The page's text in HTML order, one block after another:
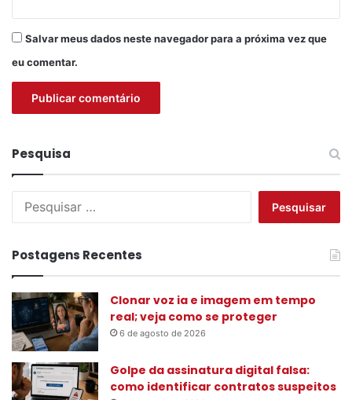
Salvar meus dados neste navegador para a próxima vez que
eu comentar.
Pesquisa
s
a
o
r
Postagens Recentes
Clonar voz ia e imagem em tempo
real; veja como se proteger
6 de agosto de 2026
Golpe da assinatura digital falsa:
como identificar contratos suspeitos